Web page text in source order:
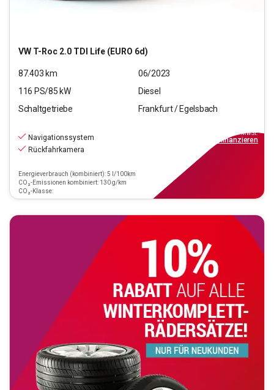
VW T-Roc 2.0 TDI Life (EURO 6d)
87.403 km
06/2023
116 PS/85 kW
Diesel
Schaltgetriebe
Frankfurt / Egelsbach
Navigationssystem
Rückfahrkamera
Energieverbrauch (kombiniert): 5 l/100km
CO₂-Emissionen kombiniert: 130 g/km
CO₂-Klasse:
inkl.MwSt.
finanzieren